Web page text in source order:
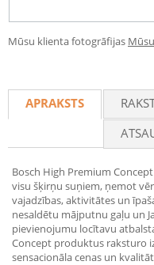
Mūsu klienta fotogrāfijas
APRAKSTS
Bosch High Premium
visu šķirņu suņiem, ņemot
vajadzības, aktivitātes un
nesaldētu mājputnu gaļu un
pievienojumu locītavu
Concept produktus raksturo
sensacionāla cenas un